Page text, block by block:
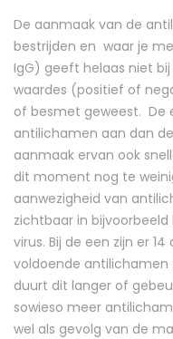
De aanmaak van de
bestrijden en waar je
IgG) geeft helaas niet
waardes (positief of
of besmet geweest. De
antilichamen aan dan
aanmaak ervan ook
dit moment nog te
aanwezigheid van
zichtbaar in
virus. Bij de een zijn er
voldoende antilichamen
duurt dit langer of
sowieso meer
wel als gevolg van de